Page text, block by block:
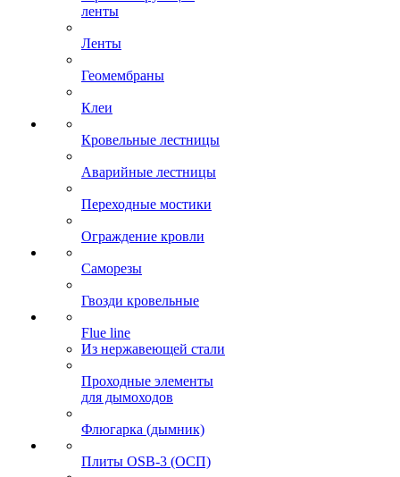
ленты
Ленты
Геомембраны
Клеи
Кровельные лестницы
Аварийные лестницы
Переходные мостики
Ограждение кровли
Саморезы
Гвозди кровельные
Flue line
Из нержавеющей стали
Проходные элементы
для дымоходов
Флюгарка (дымник)
Плиты OSB-3 (ОСП)